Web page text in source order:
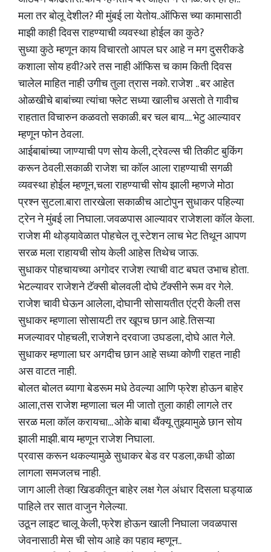
मला तर बोलू देशील? मी मुंबई ला येतोय..ऑफिस च्या कामासाठी
माझी काही दिवस राहण्याची व्यवस्था होईल का कुठे?
सुध्या कुठे म्हणून काय विचारतो आपल घर आहे न मग दुसरीकडे
कशाला सोय हवी?अरे तस नाही ऑफिस च काम किती दिवस
चालेल माहित नाही उगीच तुला त्रास नको. राजेश .. बर आहेत
ओळखीचे बाबांच्या त्यांचा फ्लेट सध्या खालीच असतो ते गावीच
राहतात विचारुन कळवतो सकाळी. बर चल बाय.... भेटु आल्यावर
म्हणून फोन ठेवला.
आईबाबांच्या जाण्याची पण सोय केली, ट्रेवल्स ची तिकीट बुकिंग
करून ठेवली.सकाळी राजेश चा कॉल आला राहण्याची सगळी
व्यवस्था होईल म्हणून,चला राहण्याची सोय झाली म्हणजे मोठा
प्रश्न सुटला.बारा तारखेला सकाळीच आटोपुन सुधाकर पहिल्या
ट्रेन ने मुंबई ला निघाला. जवळपास आल्यावर राजेशला कॉल केला.
राजेश मी थोड्यावेळात पोहचेल तू स्टेशन लाच भेट तिथून आपण
सरळ मला राहायची सोय केली आहेस तिथेच जाऊ.
सुधाकर पोहचायच्या अगोदर राजेश त्याची वाट बघत उभाच होता.
भेटल्यावर राजेशने टॅक्सी बोलवली दोघे टॅक्सीने रूम वर गेले.
राजेश चावी घेऊन आलेला, दोघानी सोसायतीत एंट्री केली तस
सुधाकर म्हणाला सोसायटी तर खूपच छान आहे. तिसऱ्या
मजल्यावर पोहचली, राजेशने दरवाजा उघडला, दोघे आत गेले.
सुधाकर म्हणाला घर अगदीच छान आहे सध्या कोणी राहत नाही
अस वाटत नाही.
बोलत बोलत ब्यागा बेडरूम मधे ठेवल्या आणि फ्रेश होऊन बाहेर
आला,तस राजेश म्हणाला चल मी जातो तुला काही लागले तर
सरळ मला कॉल करायचा... ओके बाबा थैंक्यू तुझ्यामुळे छान सोय
झाली माझी. बाय म्हणून राजेश निघाला.
प्रवास करून थकल्यामुळे सुधाकर बेड वर पडला,कधी डोळा
लागला समजलच नाही.
जाग आली तेव्हा खिडकीतून बाहेर लक्ष गेल अंधार दिसला घड्याळ
पाहिले तर सात वाजुन गेलेल्या.
उठून लाइट चालू केली, फ्रेश होऊन खाली निघाला जवळपास
जेवनासाठी मेस ची सोय आहे का पहाव म्हणून..